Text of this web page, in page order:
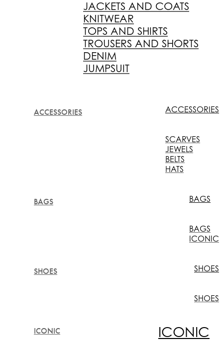
JACKETS AND COATS
KNITWEAR
TOPS AND SHIRTS
TROUSERS AND SHORTS
DENIM
JUMPSUIT
ACCESSORIES ACCESSORIES
SCARVES
JEWELS
BELTS
HATS
BAGS BAGS
BAGS
ICONIC
SHOES SHOES
SHOES
ICONIC ICONIC